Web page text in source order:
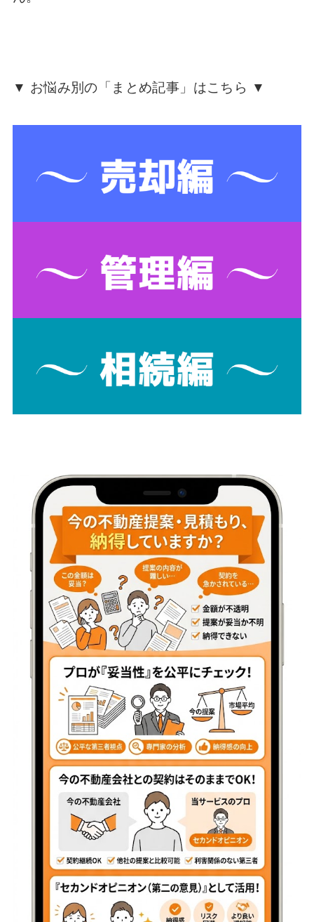
▼ お悩み別の「まとめ記事」はこちら ▼